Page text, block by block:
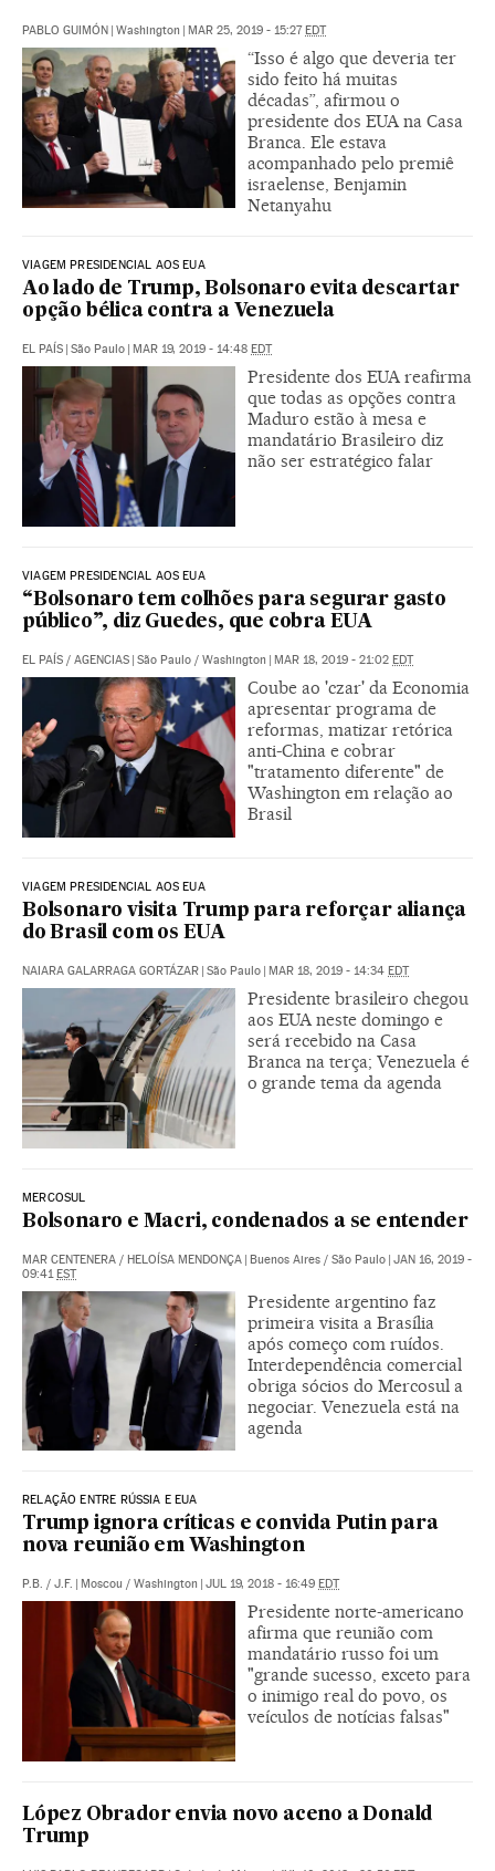
PABLO GUIMÓN | Washington | MAR 25, 2019 - 15:27EDT
“Isso é algo que deveria ter
sido feito há muitas
décadas”, afirmou o
presidente dos EUA na Casa
Branca. Ele estava
acompanhado pelo premiê
israelense, Benjamin
Netanyahu
VIAGEM PRESIDENCIAL AOS EUA
Ao lado de Trump, Bolsonaro evita descartar
opção bélica contra a Venezuela
EL PAÍS | São Paulo | MAR 19, 2019 - 14:48 EDT
Presidente dos EUA reafirma
que todas as opções contra
Maduro estão à mesa e
mandatário Brasileiro diz
não ser estratégico falar
VIAGEM PRESIDENCIAL AOS EUA
“Bolsonaro tem colhões para segurar gasto
público”, diz Guedes, que cobra EUA
EL PAÍS / AGENCIAS | São Paulo / Washington | MAR 18, 2019 - 21:02 EDT
Coube ao 'czar' da Economia
apresentar programa de
reformas, matizar retórica
anti-China e cobrar
"tratamento diferente" de
Washington em relação ao
Brasil
VIAGEM PRESIDENCIAL AOS EUA
Bolsonaro visita Trump para reforçar aliança
do Brasil com os EUA
NAIARA GALARRAGA GORTÁZAR | São Paulo | MAR 18, 2019 - 14:34 EDT
Presidente brasileiro chegou
aos EUA neste domingo e
será recebido na Casa
Branca na terça; Venezuela é
o grande tema da agenda
MERCOSUL
Bolsonaro e Macri, condenados a se entender
MAR CENTENERA / HELOÍSA MENDONÇA | Buenos Aires / São Paulo | JAN 16, 2019 -
09:41 EST
Presidente argentino faz
primeira visita a Brasília
após começo com ruídos.
Interdependência comercial
obriga sócios do Mercosul a
negociar. Venezuela está na
agenda
RELAÇÃO ENTRE RÚSSIA E EUA
Trump ignora críticas e convida Putin para
nova reunião em Washington
P.B. / J.F. Moscou / Washington JUL 19, 2018 - 16:49 EDT
Presidente norte-americano
afirma que reunião com
mandatário russo foi um
"grande sucesso, exceto para
o inimigo real do povo, os
veículos de notícias falsas"
López Obrador envia novo aceno a Donald
Trump